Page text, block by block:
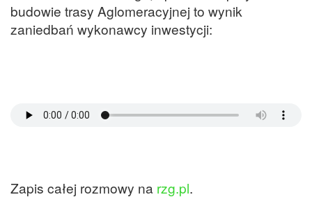
budowie trasy Aglomeracyjnej to wynik
zaniedbań wykonawcy inwestycji:
Zapis całej rozmowy na rzg.pl.